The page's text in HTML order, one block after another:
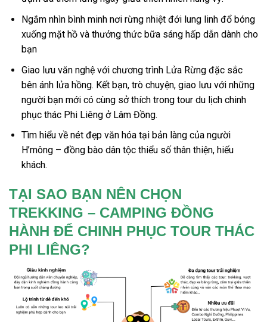
Ngắm nhìn bình minh nơi rừng nhiệt đới lung linh đổ bóng
xuống mặt hồ và thưởng thức bữa sáng hấp dẫn dành cho
bạn
Giao lưu văn nghệ với chương trình Lửa Rừng đặc sắc
bên ánh lửa hồng. Kết bạn, trò chuyện, giao lưu với những
người bạn mới có cùng sở thích trong tour du lịch chinh
phục thác Phi Liêng ở Lâm Đồng.
Tìm hiểu về nét đẹp văn hóa tại bản làng của người
H’mông – đồng bào dân tộc thiểu số thân thiện, hiếu
khách.
TẠI SAO BẠN NÊN CHỌN
TREKKING – CAMPING ĐỒNG
HÀNH ĐỂ CHINH PHỤC TOUR THÁC
PHI LIÊNG?